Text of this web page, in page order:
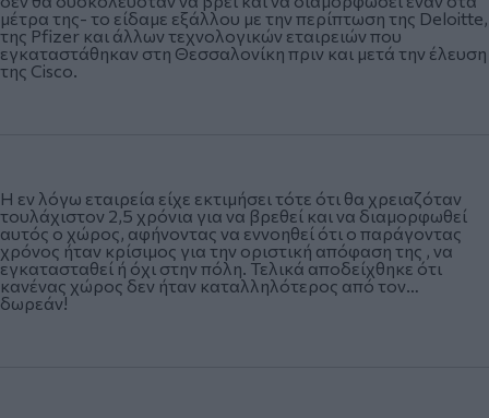
μέτρα της- το είδαμε εξάλλου με την περίπτωση της Deloitte,
της Pfizer και άλλων τεχνολογικών εταιρειών που
εγκαταστάθηκαν στη Θεσσαλονίκη πριν και μετά την έλευση
της Cisco.
Η εν λόγω εταιρεία είχε εκτιμήσει τότε ότι θα χρειαζόταν
τουλάχιστον 2,5 χρόνια για να βρεθεί και να διαμορφωθεί
αυτός ο χώρος, αφήνοντας να εννοηθεί ότι ο παράγοντας
χρόνος ήταν κρίσιμος για την οριστική απόφαση της , να
εγκατασταθεί ή όχι στην πόλη. Τελικά αποδείχθηκε ότι
κανένας χώρος δεν ήταν καταλληλότερος από τον…
δωρεάν!